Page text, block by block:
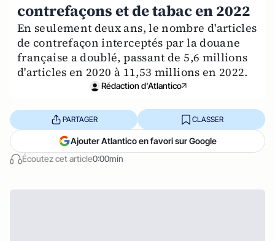
contrefaçons et de tabac en 2022
En seulement deux ans, le nombre d'articles
de contrefaçon interceptés par la douane
française a doublé, passant de 5,6 millions
d'articles en 2020 à 11,53 millions en 2022.
Rédaction d'Atlantico
Écoutez cet article0:00min
PARTAGER CLASSER
Ajouter Atlantico en favori sur Google